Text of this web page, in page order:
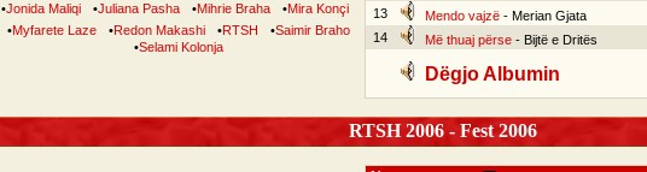
•Jonida Maliqi •Juliana Pasha •Mihrie Braha •Mira Konçi
•Myfarete Laze •Redon Makashi •RTSH •Saimir Braho
•Selami Kolonja
13
Mendo vajzë- Merian Gjata
14
Më thuaj përse- Bijtë e Dritës
Dëgjo Albumin
RTSH 2006 - Fest 2006